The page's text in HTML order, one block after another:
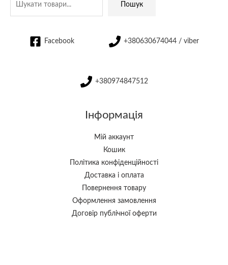
Пошук
Facebook +380630674044 / viber
+380974847512
Інформація
Мій аккаунт
Кошик
Політика конфіденційності
Доставка і оплата
Повернення товару
Оформлення замовлення
Договір публічної оферти